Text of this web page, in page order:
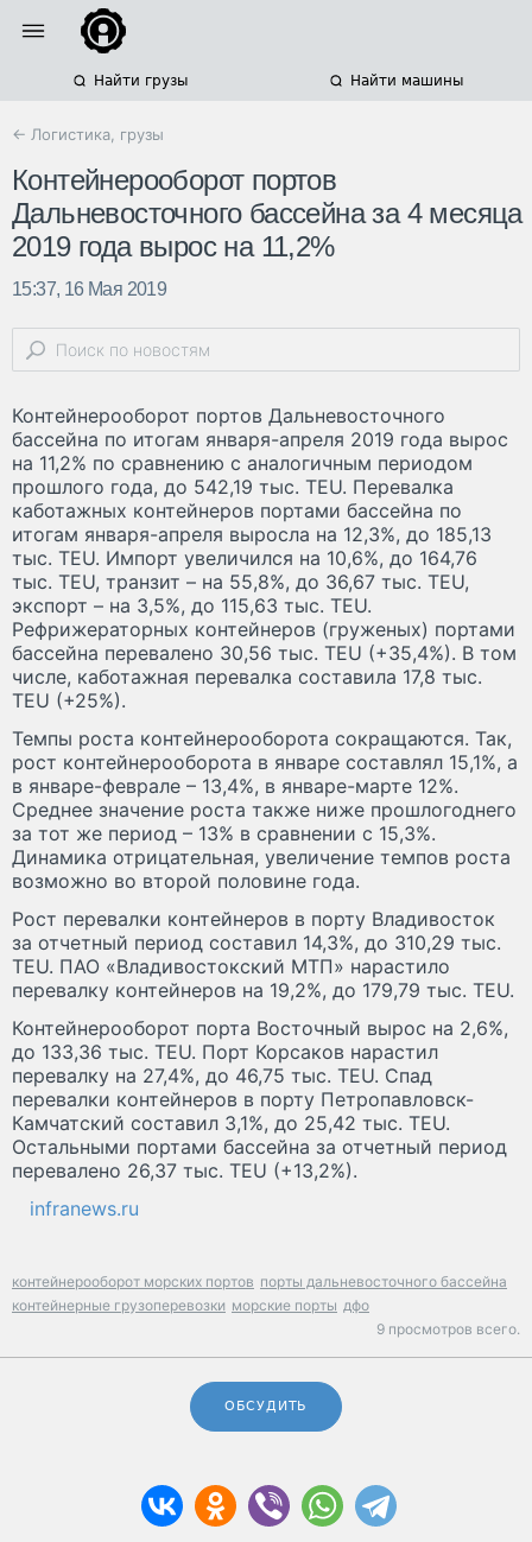
Найти грузы Найти машины
← Логистика, грузы
Контейнерооборот портов
Дальневосточного бассейна за 4 месяца
2019 года вырос на 11,2%
15:37, 16 Мая 2019
Контейнерооборот портов Дальневосточного
бассейна по итогам января-апреля 2019 года вырос
на 11,2% по сравнению с аналогичным периодом
прошлого года, до 542,19 тыс. TEU. Перевалка
каботажных контейнеров портами бассейна по
итогам января-апреля выросла на 12,3%, до 185,13
тыс. TEU. Импорт увеличился на 10,6%, до 164,76
тыс. TEU, транзит – на 55,8%, до 36,67 тыс. TEU,
экспорт – на 3,5%, до 115,63 тыс. TEU.
Рефрижераторных контейнеров (груженых) портами
бассейна перевалено 30,56 тыс. TEU (+35,4%). В том
числе, каботажная перевалка составила 17,8 тыс.
TEU (+25%).
Темпы роста контейнерооборота сокращаются. Так,
рост контейнерооборота в январе составлял 15,1%, а
в январе-феврале – 13,4%, в январе-марте 12%.
Среднее значение роста также ниже прошлогоднего
за тот же период – 13% в сравнении с 15,3%.
Динамика отрицательная, увеличение темпов роста
возможно во второй половине года.
Рост перевалки контейнеров в порту Владивосток
за отчетный период составил 14,3%, до 310,29 тыс.
TEU. ПАО «Владивостокский МТП» нарастило
перевалку контейнеров на 19,2%, до 179,79 тыс. TEU.
Контейнерооборот порта Восточный вырос на 2,6%,
до 133,36 тыс. TEU. Порт Корсаков нарастил
перевалку на 27,4%, до 46,75 тыс. TEU. Спад
перевалки контейнеров в порту Петропавловск-
Камчатский составил 3,1%, до 25,42 тыс. TEU.
Остальными портами бассейна за отчетный период
перевалено 26,37 тыс. TEU (+13,2%).
infranews.ru
контейнерооборот морских портов порты дальневосточного бассейна
контейнерные грузоперевозки морские порты дфо
9 просмотров всего.
ОБСУДИТЬ